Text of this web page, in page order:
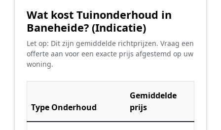
Wat kost Tuinonderhoud in
Baneheide? (Indicatie)
Let op: Dit zijn gemiddelde richtprijzen. Vraag een
offerte aan voor een exacte prijs afgestemd op uw
woning.
Type Onderhoud
Gemiddelde
prijs